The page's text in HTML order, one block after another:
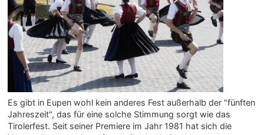
Es gibt in Eupen wohl kein anderes Fest außerhalb der "fünften
Jahreszeit", das für eine solche Stimmung sorgt wie das
Tirolerfest. Seit seiner Premiere im Jahr 1981 hat sich die